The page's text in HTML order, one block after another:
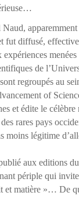
fut diffusé,
de
regroupés au
of
et édite le célèbre
rares pays
moins légitime
aux editions
périple qui
et matière »… De